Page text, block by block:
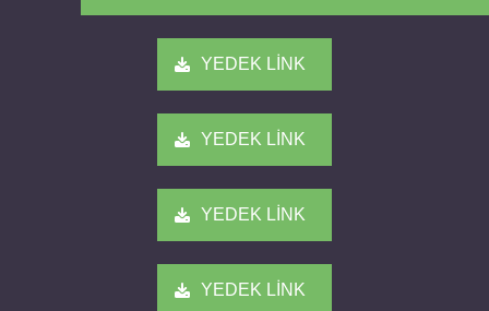
YEDEK LİNK
YEDEK LİNK
YEDEK LİNK
YEDEK LİNK